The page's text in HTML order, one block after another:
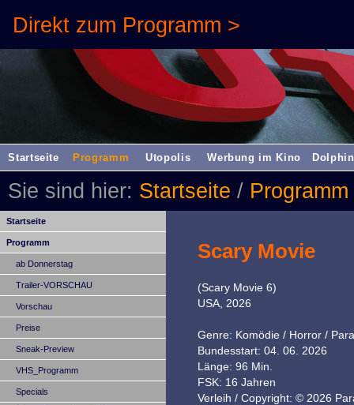
Direkt zum Programm >
Startseite Programm Utopolis Werbung im Kino
Sie sind hier: Startseite / Programm
Startseite
Programm
ab Donnerstag
Trailer-VORSCHAU
Vorschau
Preise
Sneak-Preview
VHS_Programm
Specials
Scary Movie
(Scary Movie 6)
USA, 2026
Genre: Komödie / Horror /
Bundesstart: 04. 06. 2026
Länge: 96 Min.
FSK: 16 Jahren
Verleih / Copyright: © 2026